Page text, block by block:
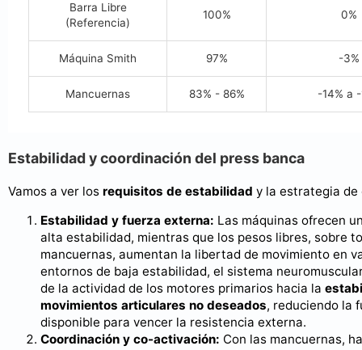
Barra Libre
(Referencia)
100% 0%
Máquina Smith 97% -3%
Mancuernas 83% - 86% -14% a -
Estabilidad y coordinación del press banca
Vamos a ver los requisitos de estabilidad y la estrategia
Estabilidad y fuerza externa: Las máquinas ofrecen
alta estabilidad, mientras que los pesos libres, sobre
mancuernas, aumentan la libertad de movimiento en
entornos de baja estabilidad, el sistema
de la actividad de los motores primarios hacia la
movimientos articulares no deseados, reduciendo la
disponible para vencer la resistencia externa.
Coordinación y co-activación: Con las mancuernas,